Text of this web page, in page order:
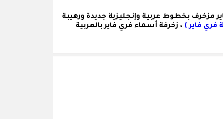
مزخرف بخطوط عربية وإنجليزية جديدة ورهيبة
فري فاير ) ، زخرفة أسماء فري فاير بالعربية